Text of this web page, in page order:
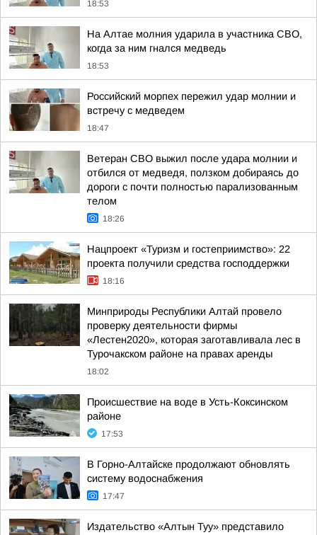
18:53
На Алтае молния ударила в участника СВО,
когда за ним гнался медведь
18:53
Российский морпех пережил удар молнии и
встречу с медведем
18:47
Ветеран СВО выжил после удара молнии и
отбился от медведя, ползком добираясь до
дороги с почти полностью парализованным
телом
18:26
Нацпроект «Туризм и гостеприимство»: 22
проекта получили средства господдержки
18:16
Минприроды Республики Алтай провело
проверку деятельности фирмы
«Лестен2020», которая заготавливала лес в
Турочакском районе на правах аренды
18:02
Происшествие на воде в Усть-Коксинском
районе
17:53
В Горно-Алтайске продолжают обновлять
систему водоснабжения
17:47
Издательство «Алтын Туу» представило